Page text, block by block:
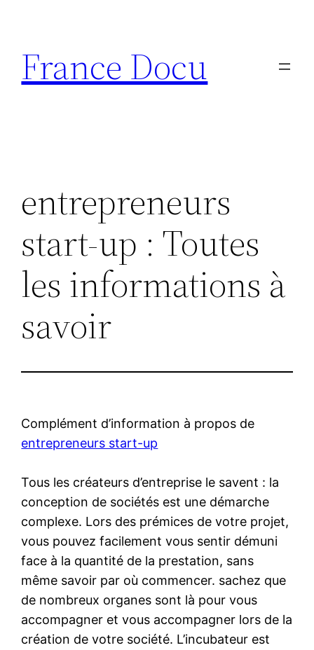
contenu
France Docu
entrepreneurs
start-up : Toutes
les informations à
savoir
Complément d’information à propos de
entrepreneurs start-up
Tous les créateurs d’entreprise le savent : la
conception de sociétés est une démarche
complexe. Lors des prémices de votre projet,
vous pouvez facilement vous sentir démuni
face à la quantité de la prestation, sans
même savoir par où commencer. sachez que
de nombreux organes sont là pour vous
accompagner et vous accompagner lors de la
création de votre société. L’incubateur est